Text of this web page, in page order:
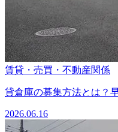
賃貸・売買・不動産関係
貸倉庫の募集方法とは？
2026.06.16